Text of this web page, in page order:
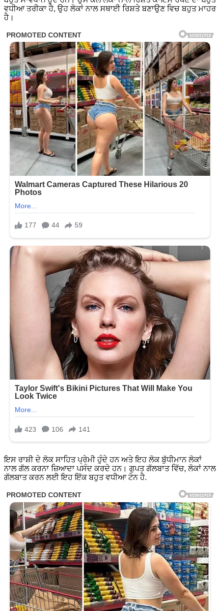
ਵਧੀਆ ਤਰੀਕਾ ਹੈ, ਉਹ ਲੋਕਾਂ ਨਾਲ ਸਥਾਈ ਰਿਸ਼ਤੇ ਬਣਾਉਣ ਵਿਚ ਬਹੁਤ ਮਾਹਰ
ਹੈ।
ਇਸ ਰਾਸ਼ੀ ਦੇ ਲੋਕ ਸਾਹਿਤ ਪ੍ਰੇਮੀ ਹੁੰਦੇ ਹਨ ਅਤੇ ਇਹ ਲੋਕ ਬੁੱਧੀਮਾਨ ਲੋਕਾਂ
ਨਾਲ ਗੱਲ ਕਰਨਾ ਜ਼ਿਆਦਾ ਪਸੰਦ ਕਰਦੇ ਹਨ। ਗੁਪਤ ਗੱਲਬਾਤ ਵਿੱਚ, ਲੋਕਾਂ ਨਾਲ
ਗੱਲਬਾਤ ਕਰਨ ਲਈ ਇਹ ਇੱਕ ਬਹੁਤ ਵਧੀਆ ਟੋਨ ਹੈ.